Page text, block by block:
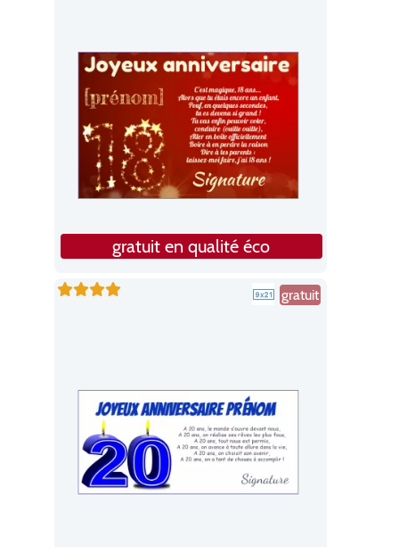
gratuit en qualité éco
gratuit